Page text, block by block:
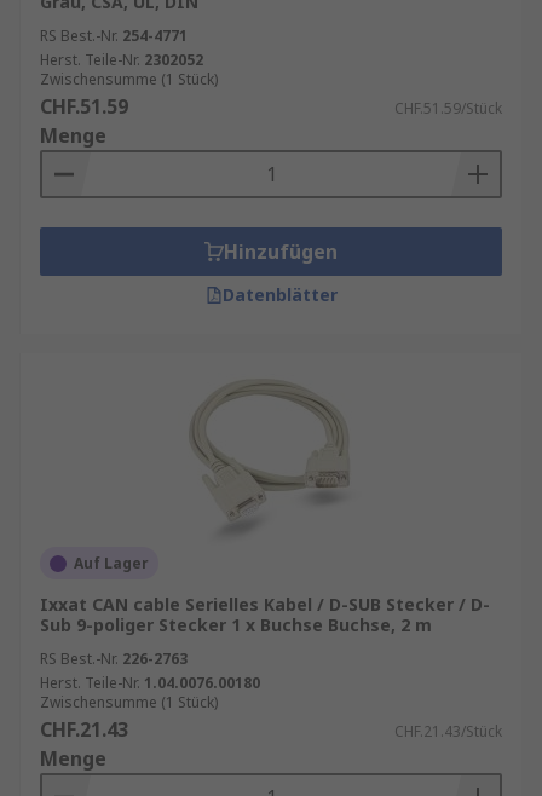
RS Best.-Nr. 254-4771
Herst. Teile-Nr. 2302052
Zwischensumme (1 Stück)
CHF.51.59 CHF.51.59/Stück
Menge
Hinzufügen
Datenblätter
Auf Lager
Ixxat CAN cable Serielles Kabel / D-SUB Stecker / D-
Sub 9-poliger Stecker 1 x Buchse Buchse, 2 m
RS Best.-Nr. 226-2763
Herst. Teile-Nr. 1.04.0076.00180
Zwischensumme (1 Stück)
CHF.21.43 CHF.21.43/Stück
Menge